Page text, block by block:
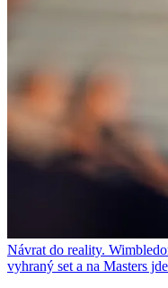
Návrat do reality.
vyhraný set a na Masters